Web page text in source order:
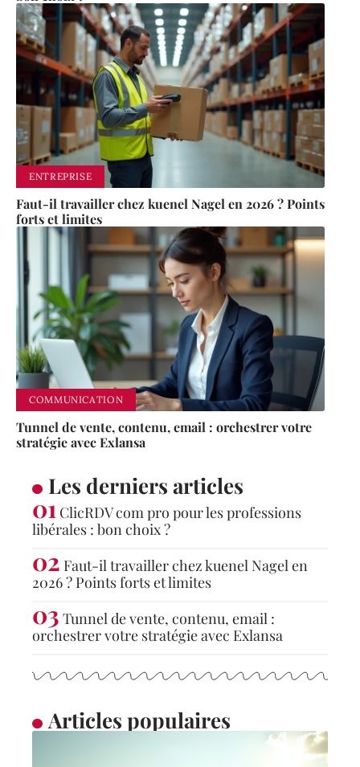
ENTREPRISE
Faut-il travailler chez kuenel Nagel en 2026 ? Points
forts et limites
COMMUNICATION
Tunnel de vente, contenu, email : orchestrer votre
stratégie avec Exlansa
Les derniers articles
ClicRDV com pro pour les professions
libérales : bon choix ?
Faut-il travailler chez kuenel Nagel en
2026 ? Points forts et limites
Tunnel de vente, contenu, email :
orchestrer votre stratégie avec Exlansa
Articles populaires